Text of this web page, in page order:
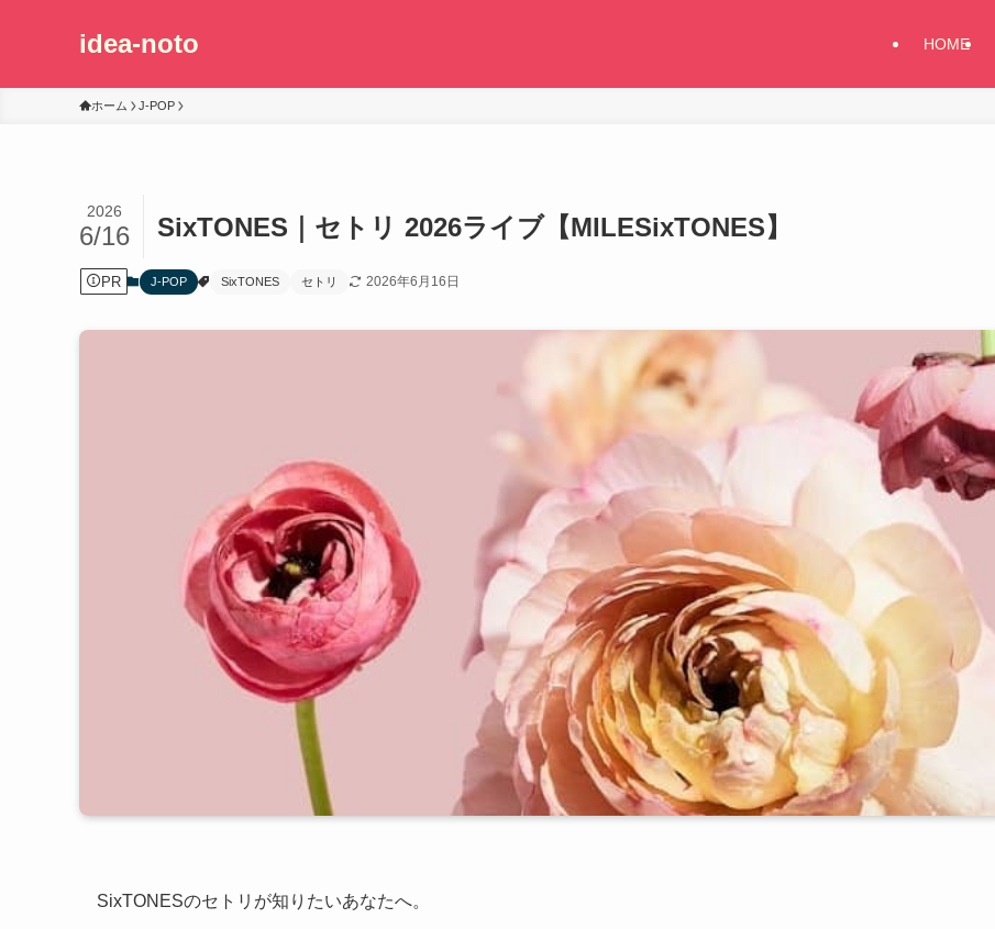
idea-noto HOME
ホーム J-POP
SixTONES｜セトリ 2026ライブ【MILESixTONES】
2026
6/16
PR J-POP SixTONES セトリ 2026年6月16日
SixTONESのセトリが知りたいあなたへ。